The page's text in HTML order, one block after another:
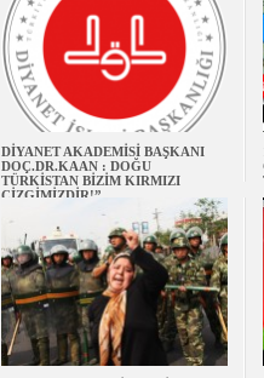
DİYANET AKADEMİSİ BAŞKANI
DOÇ.DR.KAAN : DOĞU
TÜRKİSTAN BİZİM KIRMIZI
ÇİZGİMİZDİR!”